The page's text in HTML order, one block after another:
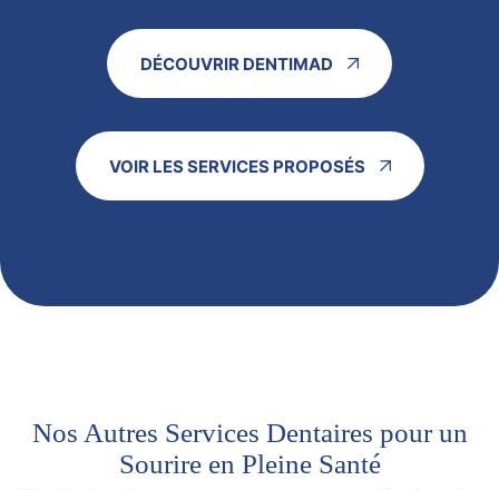
DÉCOUVRIR DENTIMAD
VOIR LES SERVICES PROPOSÉS
Nos Autres Services Dentaires pour un
Sourire en Pleine Santé